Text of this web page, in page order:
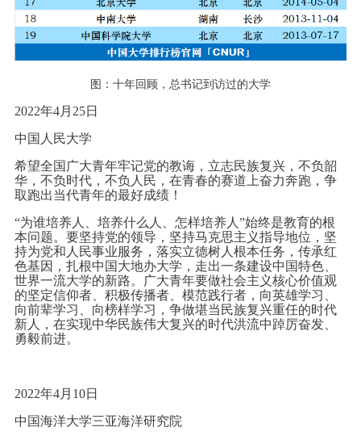
图：十年回顾，总书记到访过的大学
2022年4月25日
中国人民大学
希望全国广大青年牢记党的教诲，立志民族复兴，不负韶
华，不负时代，不负人民，在青春的赛道上奋力奔跑，争
取跑出当代青年的最好成绩！
“为谁培养人、培养什么人、怎样培养人”始终是教育的根
本问题。要坚持党的领导，坚持马克思主义指导地位，坚
持为党和人民事业服务，落实立德树人根本任务，传承红
色基因，扎根中国大地办大学，走出一条建设中国特色、
世界一流大学的新路。广大青年要做社会主义核心价值观
的坚定信仰者、积极传播者、模范践行者，向英雄学习、
向前辈学习、向榜样学习，争做堪当民族复兴重任的时代
新人，在实现中华民族伟大复兴的时代洪流中踔厉奋发、
勇毅前进。
2022年4月10日
中国海洋大学三亚海洋研究院